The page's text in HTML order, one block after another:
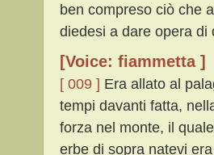
ben compreso ciò che
diedesi a dare opera di
[Voice: fiammetta ]
[ 009 ] Era allato al
tempi davanti fatta,
forza nel monte, il
erbe di sopra natevi